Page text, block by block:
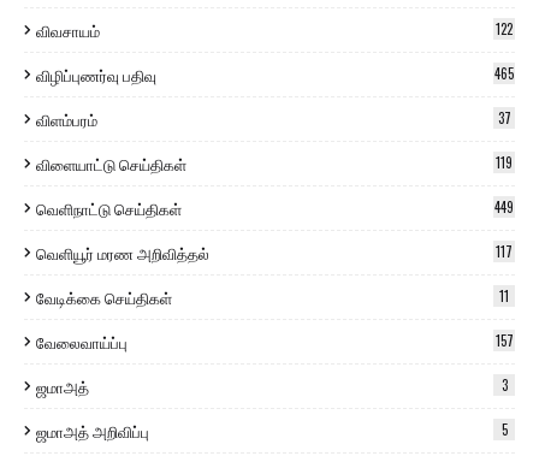
விவசாயம் 122
விழிப்புணர்வு பதிவு 465
விளம்பரம் 37
விளையாட்டு செய்திகள் 119
வெளிநாட்டு செய்திகள் 449
வெளியூர் மரண அறிவித்தல் 117
வேடிக்கை செய்திகள் 11
வேலைவாய்ப்பு 157
ஜமாஅத் 3
ஜமாஅத் அறிவிப்பு 5